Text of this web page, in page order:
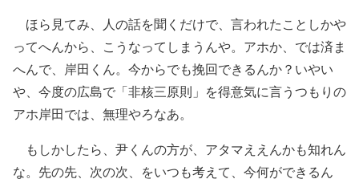
ほら見てみ、人の話を聞くだけで、言われたことしかや
ってへんから、こうなってしまうんや。アホか、では済ま
へんで、岸田くん。今からでも挽回できるんか？いやい
や、今度の広島で「非核三原則」を得意気に言うつもりの
アホ岸田では、無理やろなあ。
もしかしたら、尹くんの方が、アタマええんかも知れん
な。先の先、次の次、をいつも考えて、今何ができるん